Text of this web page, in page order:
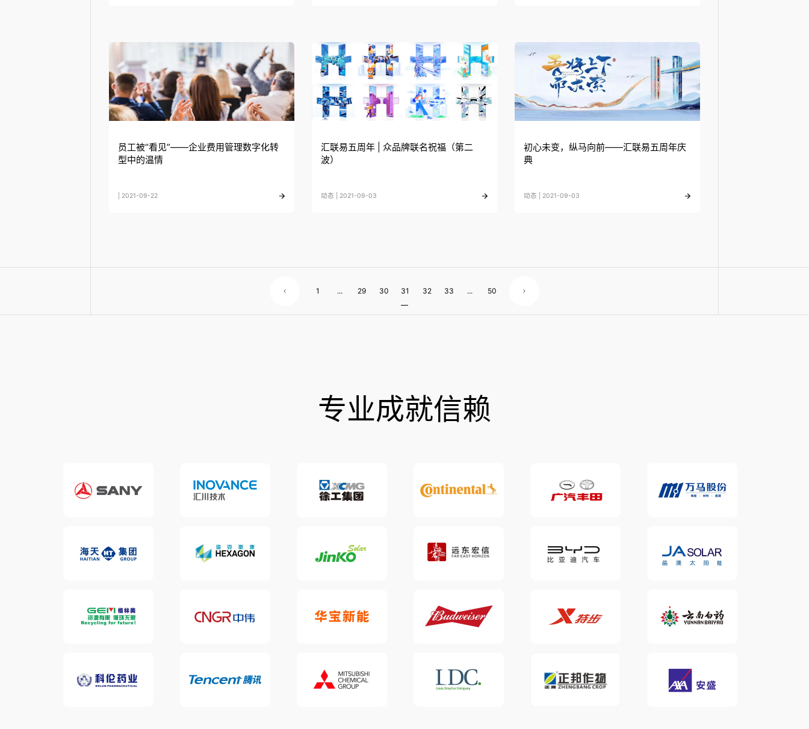
员工被“看见”——企业费用管理数字化转
型中的温情
| 2021-09-22
汇联易五周年 | 众品牌联名祝福（第二
波）
动态 | 2021-09-03
初心未变，纵马向前——汇联易五周年庆
典
动态 | 2021-09-03
1 ... 29 30 31 32 33 ... 50
专业成就信赖